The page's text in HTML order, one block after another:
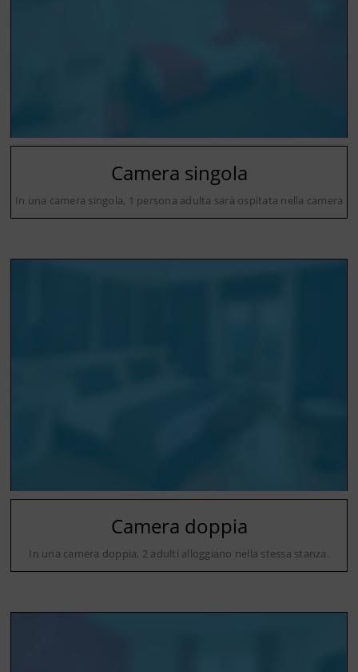
Camera singola
In una camera singola, 1 persona adulta sarà ospitata nella camera
Camera doppia
In una camera doppia, 2 adulti alloggiano nella stessa stanza.